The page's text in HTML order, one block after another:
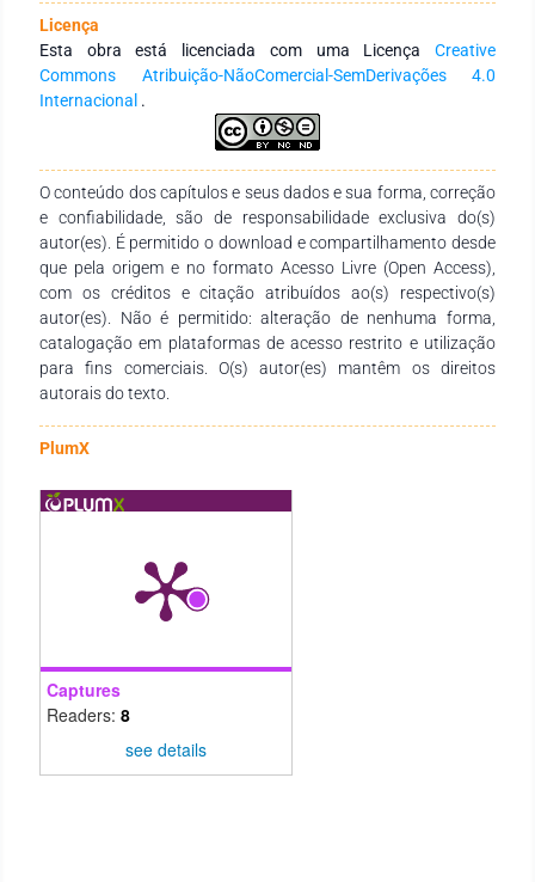
diferencia de outros estudos no que diz respeito à inclusão de
alimentos. Conclusão: considerando a complexidade dos
fatores que envolvem o uso de álcool e outras drogas,
aspectos socioculturais e psicológicos têm relação com o uso
de tais substâncias, para além dos aspectos ligados ao
âmbito acadêmico. Nesse contexto, é importante criar
diminuir suas vulnerabilidades.
Licença
Esta obra está licenciada com uma Licença Creative
Commons Atribuição-NãoComercial-SemDerivações 4.0
Internacional .
O conteúdo dos capítulos e seus dados e sua forma, correção
e confiabilidade, são de responsabilidade exclusiva do(s)
autor(es). É permitido o download e compartilhamento desde
que pela origem e no formato Acesso Livre (Open Access),
com os créditos e citação atribuídos ao(s) respectivo(s)
autor(es). Não é permitido: alteração de nenhuma forma,
catalogação em plataformas de acesso restrito e utilização
para fins comerciais. O(s) autor(es) mantêm os direitos
autorais do texto.
PlumX
Captures
Readers: 8
see details